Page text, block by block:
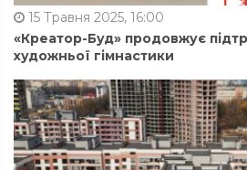
15 Травня 2025, 16:00
«Креатор-Буд» продовжує
художньої гімнастики